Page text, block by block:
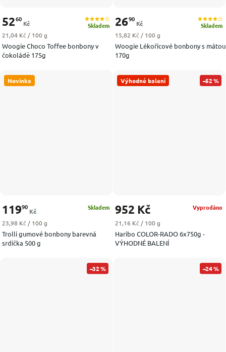
Woogie Choco Toffee bonbony v
čokoládě 175g
Skladem
5260
Kč
Měrná cena:
21,04 Kč / 100 g
Woogie Lékořicové bonbony s mátou
170g
Skladem
2690
Kč
Měrná cena:
15,82 Kč / 100 g
Novinka
Trolli gumové bonbony barevná
srdíčka 500 g
Skladem
11990
Kč
Měrná cena:
23,98 Kč / 100 g
Výhodné balení –52 %
Haribo COLOR-RADO 6x750g -
VÝHODNÉ BALENÍ
Vyprodáno
952 Kč
Měrná cena:
21,16 Kč / 100 g
–32 % –24 %